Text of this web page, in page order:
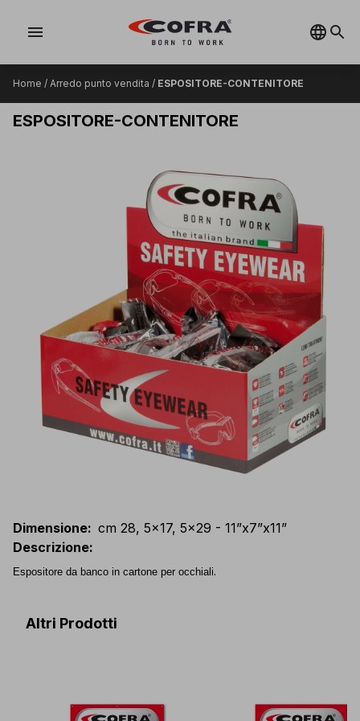
menu
Home / Arredo punto vendita / ESPOSITORE-CONTENITORE
ESPOSITORE-CONTENITORE
Dimensione: cm 28, 5x17, 5x29 - 11”x7”x11”
Descrizione:
Espositore da banco in cartone per occhiali.
Altri Prodotti